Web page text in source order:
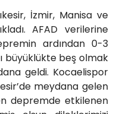
İzmir, Manisa ve
AFAD verilerine
ardından 0-3
büyüklükte beş olmak
geldi. Kocaelispor
meydana gelen
depremde etkilenen